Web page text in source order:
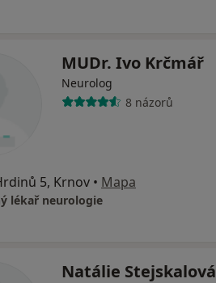
MUDr. Ivo Krčmář
Neurolog
8 názorů
5, Krnov • Mapa
lékař neurologie
Natálie Stejskalová